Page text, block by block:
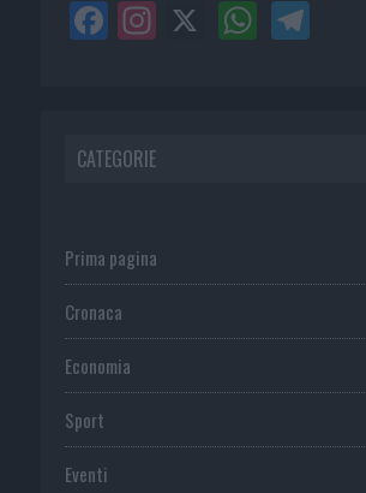
CATEGORIE
Prima pagina
Cronaca
Economia
Sport
Eventi